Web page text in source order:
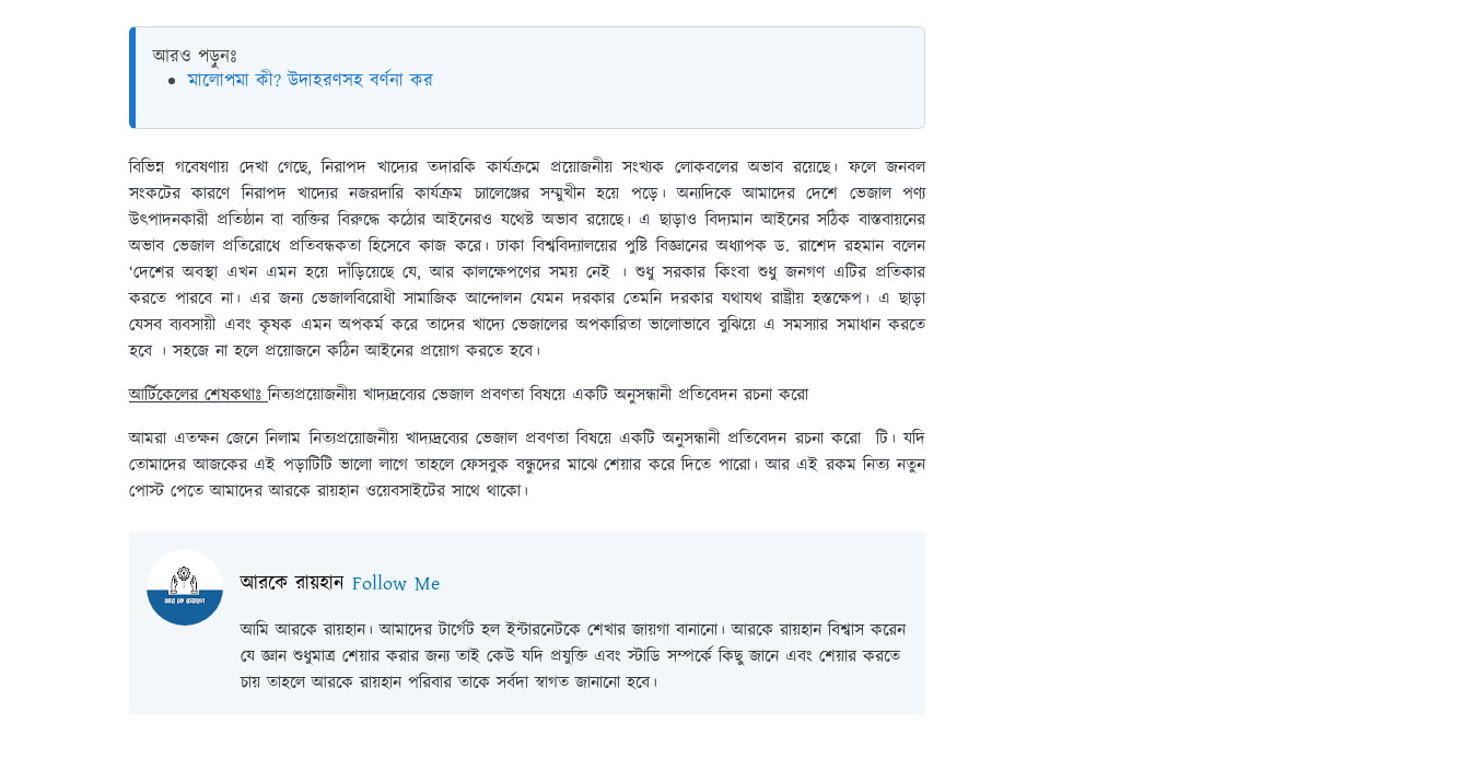
আরও পড়ুনঃ
মালোপমা কী? উদাহরণসহ বর্ণনা কর
বিভিন্ন গবেষণায় দেখা গেছে, নিরাপদ খাদ্যের তদারকি কার্যক্রমে প্রয়োজনীয় সংখ্যক লোকবলের অভাব রয়েছে। ফলে জনবল
সংকটের কারণে নিরাপদ খাদ্যের নজরদারি কার্যক্রম চ্যালেঞ্জের সম্মুখীন হয়ে পড়ে। অন্যদিকে আমাদের দেশে ভেজাল পণ্য
উৎপাদনকারী প্রতিষ্ঠান বা ব্যক্তির বিরুদ্ধে কঠোর আইনেরও যথেষ্ট অভাব রয়েছে। এ ছাড়াও বিদ্যমান আইনের সঠিক বাস্তবায়নের
অভাব ভেজাল প্রতিরোধে প্রতিবন্ধকতা হিসেবে কাজ করে। ঢাকা বিশ্ববিদ্যালয়ের পুষ্টি বিজ্ঞানের অধ্যাপক ড. রাশেদ রহমান বলেন
‘দেশের অবস্থা এখন এমন হয়ে দাঁড়িয়েছে যে, আর কালক্ষেপণের সময় নেই । শুধু সরকার কিংবা শুধু জনগণ এটির প্রতিকার
করতে পারবে না। এর জন্য ভেজালবিরোধী সামাজিক আন্দোলন যেমন দরকার তেমনি দরকার যথাযথ রাষ্ট্রীয় হস্তক্ষেপ। এ ছাড়া
যেসব ব্যবসায়ী এবং কৃষক এমন অপকর্ম করে তাদের খাদ্যে ভেজালের অপকারিতা ভালোভাবে বুঝিয়ে এ সমস্যার সমাধান করতে
হবে । সহজে না হলে প্রয়োজনে কঠিন আইনের প্রয়োগ করতে হবে।
আর্টিকেলের শেষকথাঃনিত্যপ্রয়োজনীয় খাদ্যদ্রব্যের ভেজাল প্রবণতা বিষয়ে একটি অনুসন্ধানী প্রতিবেদন রচনা করো
আমরা এতক্ষন জেনে নিলাম নিত্যপ্রয়োজনীয় খাদ্যদ্রব্যের ভেজাল প্রবণতা বিষয়ে একটি অনুসন্ধানী প্রতিবেদন রচনা করো টি। যদি
তোমাদের আজকের এই পড়াটিটি ভালো লাগে তাহলে ফেসবুক বন্ধুদের মাঝে শেয়ার করে দিতে পারো। আর এই রকম নিত্য নতুন
পোস্ট পেতে আমাদের আরকে রায়হান ওয়েবসাইটের সাথে থাকো।
আরকে রায়হান Follow Me
আমি আরকে রায়হান। আমাদের টার্গেট হল ইন্টারনেটকে শেখার জায়গা বানানো। আরকে রায়হান বিশ্বাস করেন
যে জ্ঞান শুধুমাত্র শেয়ার করার জন্য তাই কেউ যদি প্রযুক্তি এবং স্টাডি সম্পর্কে কিছু জানে এবং শেয়ার করতে
চায় তাহলে আরকে রায়হান পরিবার তাকে সর্বদা স্বাগত জানানো হবে।